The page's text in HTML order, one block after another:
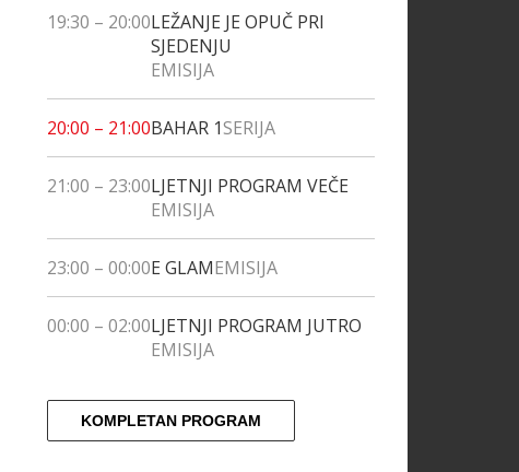
19:30 – 20:00LEŽANJE JE OPUČ PRI
SJEDENJU
EMISIJA
20:00 – 21:00BAHAR 1SERIJA
21:00 – 23:00LJETNJI PROGRAM VEČE
EMISIJA
23:00 – 00:00E GLAMEMISIJA
00:00 – 02:00LJETNJI PROGRAM JUTRO
EMISIJA
KOMPLETAN PROGRAM